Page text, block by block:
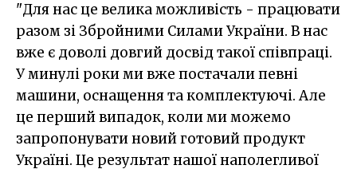
"Для нас це велика можливість - працювати
разом зі Збройними Силами України. В нас
вже є доволі довгий досвід такої співпраці.
У минулі роки ми вже постачали певні
машини, оснащення та комплектуючі. Але
це перший випадок, коли ми можемо
запропонувати новий готовий продукт
Україні. Це результат нашої наполегливої